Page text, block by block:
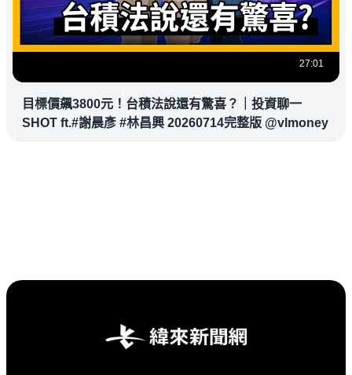
27:01
目標價飆3800元！台積法說還有驚喜？｜投資聊一
SHOT ft.#謝晨彥 #林昌興 20260714完整版 @vlmoney